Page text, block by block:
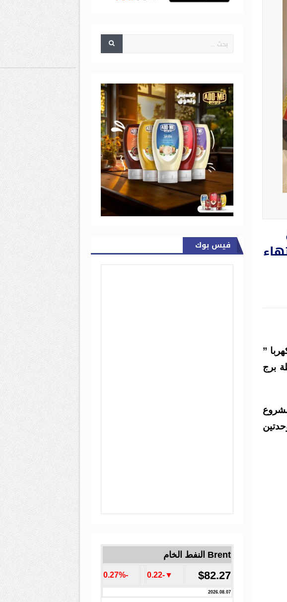
”
برج
من وحدتين
فيس بوك
Brent النفط الخام
$82.27
▼-0.22
-0.27%
2026.08.07